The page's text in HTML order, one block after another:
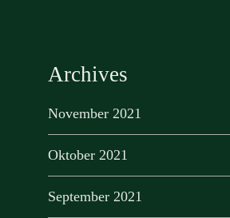
Archives
November 2021
Oktober 2021
September 2021